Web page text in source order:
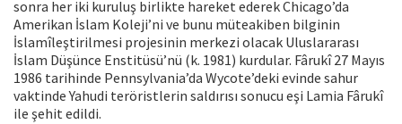
sonra her iki kuruluş birlikte hareket ederek Chicago’da
Amerikan İslam Koleji’ni ve bunu müteakiben bilginin
İslamîleştirilmesi projesinin merkezi olacak Uluslararası
İslam Düşünce Enstitüsü’nü (k. 1981) kurdular. Fârukî 27 Mayıs
1986 tarihinde Pennsylvania’da Wycote’deki evinde sahur
vaktinde Yahudi teröristlerin saldırısı sonucu eşi Lamia Fârukî
ile şehit edildi.